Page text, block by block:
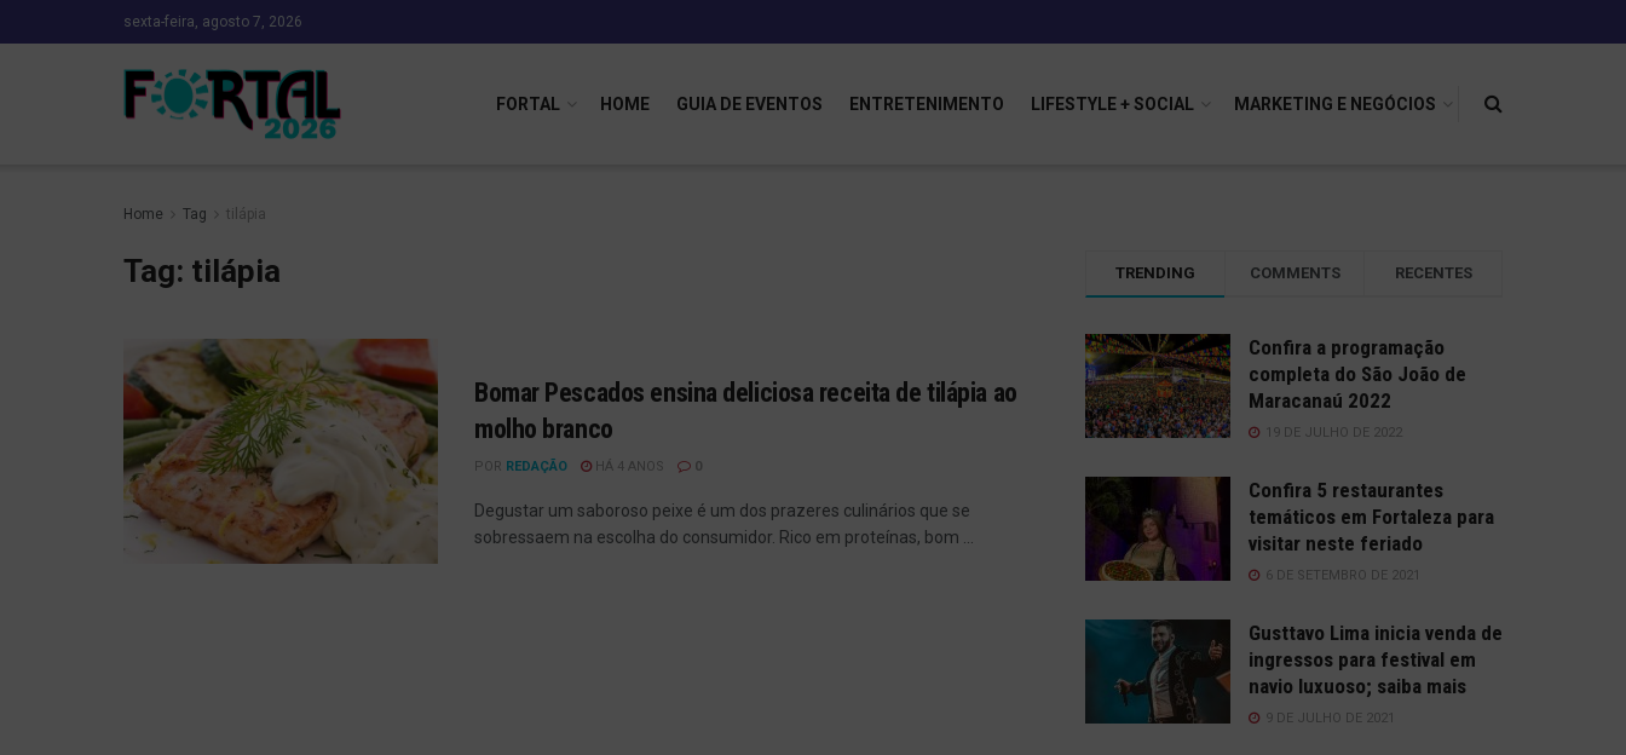
sexta-feira, agosto 7, 2026
FORTAL HOME GUIA DE EVENTOS ENTRETENIMENTO LIFESTYLE + SOCIAL MARKETING E NEGÓCIOS
Home Tag tilápia
Tag: tilápia
Bomar Pescados ensina deliciosa receita de tilápia ao
molho branco
POR REDAÇÃO HÁ 4 ANOS 0
Degustar um saboroso peixe é um dos prazeres culinários que se
sobressaem na escolha do consumidor. Rico em proteínas, bom ...
TRENDING COMMENTS RECENTES
Confira a programação
completa do São João de
Maracanaú 2022
19 DE JULHO DE 2022
Confira 5 restaurantes
temáticos em Fortaleza para
visitar neste feriado
6 DE SETEMBRO DE 2021
Gusttavo Lima inicia venda de
ingressos para festival em
navio luxuoso; saiba mais
9 DE JULHO DE 2021